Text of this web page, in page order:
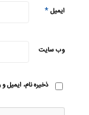
ایمیل*
وب‌ سایت
ذخیره نام، ایمیل